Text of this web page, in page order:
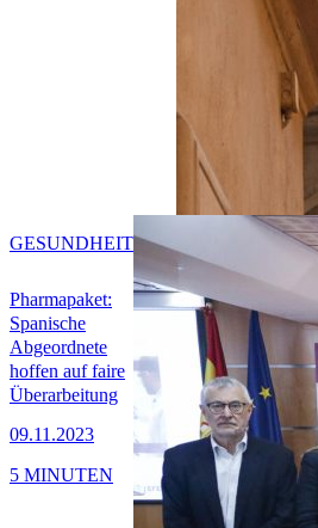
Pharmapaket:
Spanische
Abgeordnete
hoffen auf faire
Überarbeitung
09.11.2023
GESUNDHEIT
5 MINUTEN